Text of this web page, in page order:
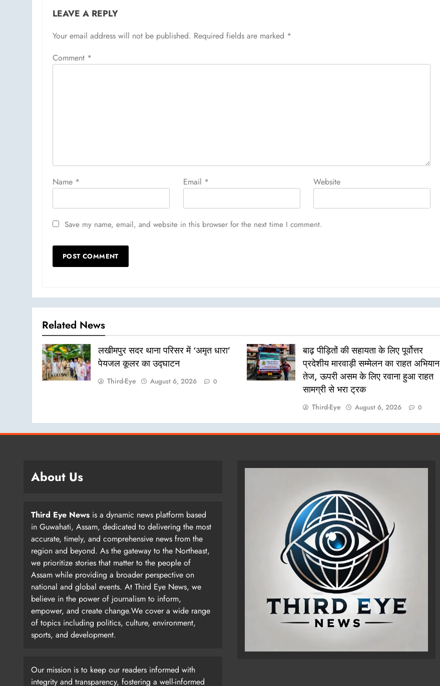
LEAVE A REPLY
Your email address will not be published. Required fields are marked *
Comment *
Name * Email * Website
Save my name, email, and website in this browser for the next time I comment.
Related News
लखीमपुर सदर थाना परिसर में ‘अमृत धारा’
पेयजल कूलर का उद्घाटन
Third-Eye August 6, 2026 0
बाढ़ पीड़ितों की सहायता के लिए पूर्वोत्तर
प्रदेशीय मारवाड़ी सम्मेलन का राहत अभियान
तेज, ऊपरी असम के लिए रवाना हुआ राहत
सामग्री से भरा ट्रक
Third-Eye August 6, 2026 0
About Us
Third Eye News is a dynamic news platform based
in Guwahati, Assam, dedicated to delivering the most
accurate, timely, and comprehensive news from the
region and beyond. As the gateway to the Northeast,
we prioritize stories that matter to the people of
Assam while providing a broader perspective on
national and global events. At Third Eye News, we
believe in the power of journalism to inform,
empower, and create change.We cover a wide range
of topics including politics, culture, environment,
sports, and development.
Our mission is to keep our readers informed with
integrity and transparency, fostering a well-informed